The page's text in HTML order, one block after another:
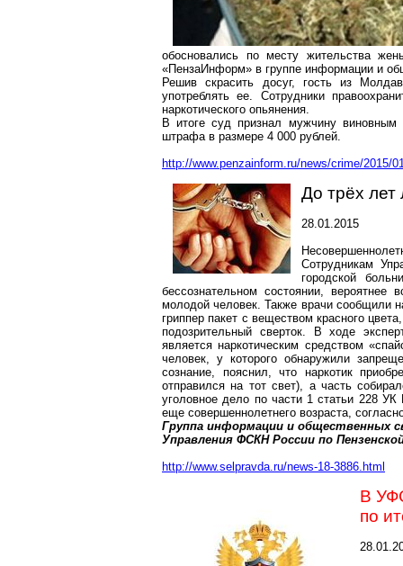
обосновались по месту жительства
«ПензаИнформ» в группе информации и
Решив скрасить досуг, гость из
употреблять ее. Сотрудники
наркотического опьянения.
В итоге суд признал мужчину виновным
штрафа в размере 4 000 рублей.
http://www.penzainform.ru/news/crime/2015/
До трёх
28.01.2015
Сотрудникам
городской
бессознательном состоянии, вероятнее
молодой человек. Также врачи сообщили
гриппер пакет с веществом красного
подозрительный сверток. В ходе
является наркотическим средством
человек, у которого обнаружили
сознание, пояснил, что наркотик
отправился на тот свет), а часть
уголовное дело по части 1 статьи 228
еще совершеннолетнего возраста,
Группа информации и общественных
Управления ФСКН России по
http://www.selpravda.ru/news-18-3886.html
В
по